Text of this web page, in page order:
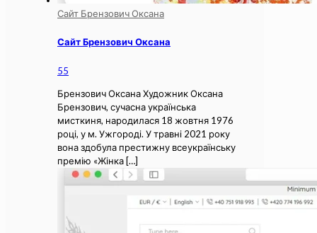
Сайт Брензович Оксана
Сайт Брензович Оксана
55
Брензович Оксана Художник Оксана
Брензович, сучасна українська
мисткиня, народилася 18 жовтня 1976
році, у м. Ужгороді. У травні 2021 року
вона здобула престижну всеукраїнську
премію «Жінка […]